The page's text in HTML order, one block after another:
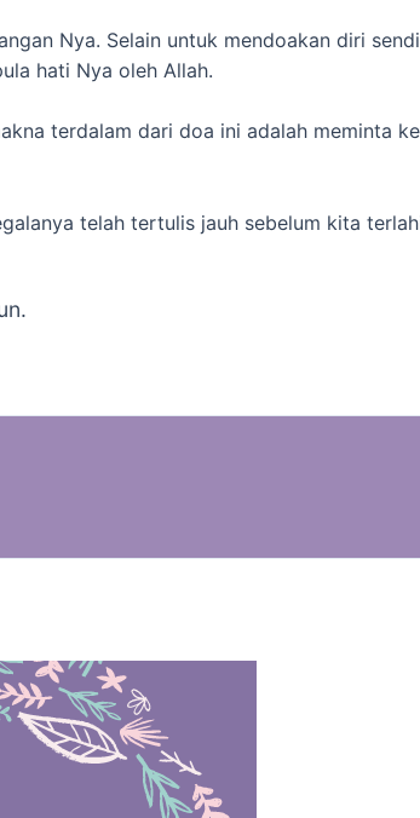
Nya. Selain untuk mendoakan diri
hati Nya oleh Allah.
terdalam dari doa ini adalah meminta
telah tertulis jauh sebelum kita